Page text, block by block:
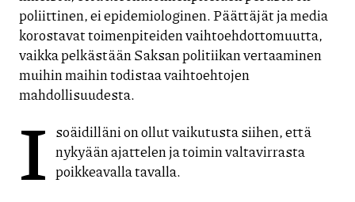
poliittinen, ei epidemiologinen. Päättäjät ja media
korostavat toimenpiteiden vaihtoehdottomuutta,
vaikka pelkästään Saksan politiikan vertaaminen
muihin maihin todistaa vaihtoehtojen
mahdollisuudesta.
I soäidilläni on ollut vaikutusta siihen, että
nykyään ajattelen ja toimin valtavirrasta
poikkeavalla tavalla.